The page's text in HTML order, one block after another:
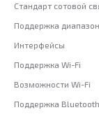
Стандарт сотовой
Поддержка
Интерфейсы
Поддержка Wi-Fi
Возможности Wi-Fi
Поддержка Bluetooth